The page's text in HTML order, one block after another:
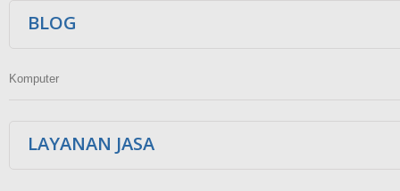
BLOG
Komputer
LAYANAN JASA